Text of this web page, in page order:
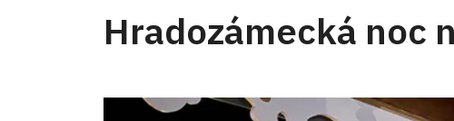
Hradozámecká noc